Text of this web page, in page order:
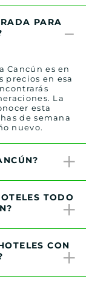
PARA
Cancún es en
precios en esa
La
esta
de semana
nuevo.
TODO
CON